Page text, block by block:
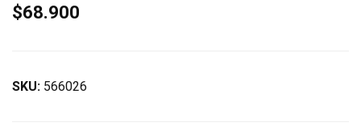
$68.900
SKU: 566026